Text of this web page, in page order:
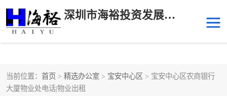
深圳市海裕投资发展有限公司
当前位置： 首页 > 精选办公室 > 宝安中心区 > 宝安中心区农商银行
大厦物业处电话|物业出租
后海